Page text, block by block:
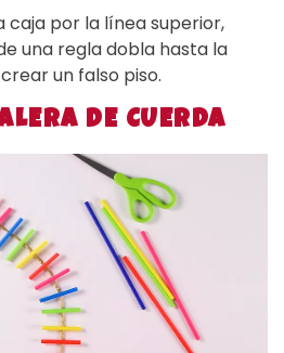
por la línea superior,
una regla dobla hasta la
un falso piso.
DE CUERDA